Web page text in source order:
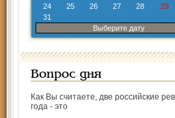
24
25 26 27 28 29
31
Выберите дату
Вопрос дня
Как Вы считаете, две российские
года - это